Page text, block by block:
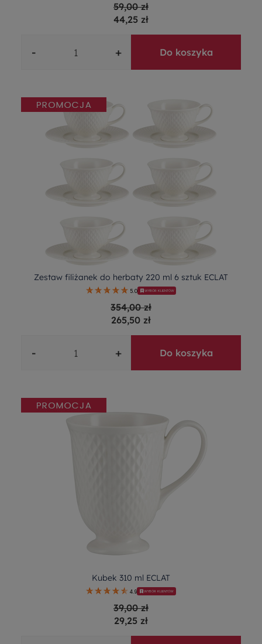
59,00 zł
44,25 zł
- + Do koszyka
Zestaw filiżanek do herbaty 220 ml 6 sztuk ECLAT
5.0 WYBÓR KLIENTÓW
354,00 zł
265,50 zł
- + Do koszyka
Kubek 310 ml ECLAT
4.9 WYBÓR KLIENTÓW
39,00 zł
29,25 zł